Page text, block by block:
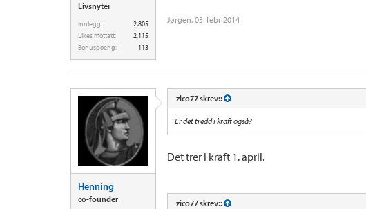
Livsnyter
Innlegg:
2,805
Likes mottatt:
2,115
Bonuspoeng:
113
Jørgen, 03. febr 2014
Henning
co-founder
zico77 skrev::
Er det tredd i kraft også?
Det trer i kraft 1. april.
zico77 skrev::